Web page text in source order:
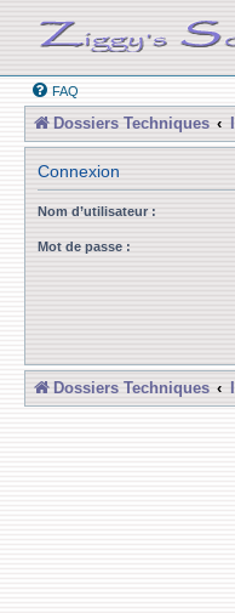
FAQ
Dossiers Techniques
Connexion
Nom d’utilisateur :
Mot de passe :
Dossiers Techniques